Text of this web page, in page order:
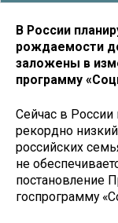
В России
рождаемости
заложены в
программу
Сейчас в
рекордно
российских
не
постановление
госпрограмму